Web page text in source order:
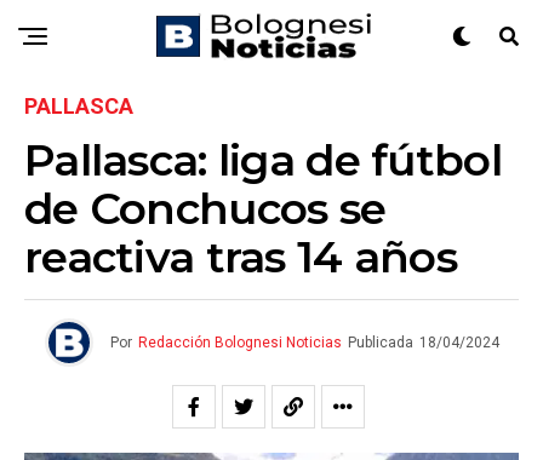
PALLASCA
Pallasca: liga de fútbol
de Conchucos se
reactiva tras 14 años
Por Redacción Bolognesi Noticias Publicada 18/04/2024